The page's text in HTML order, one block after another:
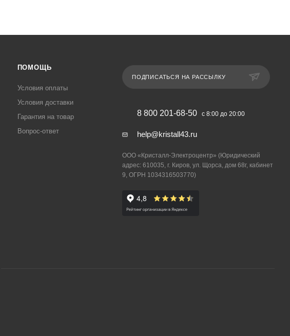
ПОМОЩЬ
Условия оплаты
Условия доставки
Гарантия на товар
Вопрос-ответ
ПОДПИСАТЬСЯ НА РАССЫЛКУ
8 800 201-68-50 с 8:00 до 20:00
help@kristall43.ru
ООО «Кристалл-Электроцентр» (Юридический
адрес: 610035, г. Киров, ул. Щорса, дом 68г, кабинет
9, ОГРН 1034316503770)